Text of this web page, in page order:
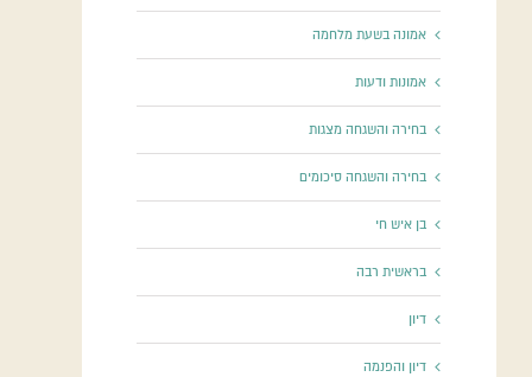
אמונה בשעת מלחמה
אמונות ודעות
בחירה והשגחה מצגות
בחירה והשגחה סיכומים
בן איש חי
בראשית רבה
דיון
דיון והפנמה